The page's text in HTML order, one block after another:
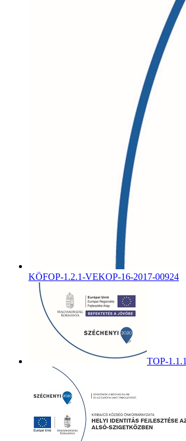
KÖFOP-1.2.1-VEKOP-16-2017-00924
TOP-1.1.1